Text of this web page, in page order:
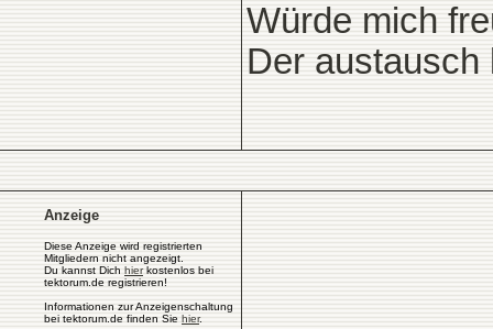
Würde mich
Der austausch
Anzeige
Diese Anzeige wird registrierten
Mitgliedern nicht angezeigt.
Du kannst Dich hierkostenlos bei
tektorum.de registrieren!
Informationen zur Anzeigenschaltung
bei tektorum.de finden Sie hier.